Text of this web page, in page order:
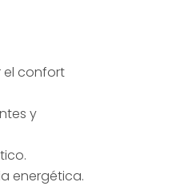
el confort
y
energética.